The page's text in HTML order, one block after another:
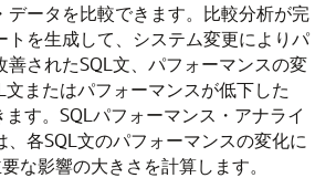
ータを比較できます。 比較分析が完
トを生成して、システム変更によりパ
善されたSQL文、パフォーマンスの変
文またはパフォーマンスが低下した
す。SQLパフォーマンス・アナライ
、各SQL文のパフォーマンスの変化に
な影響の大きさを計算します。